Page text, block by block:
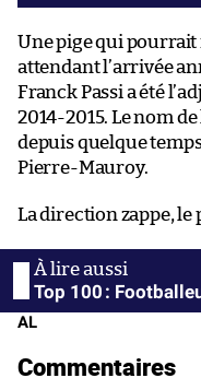
Une pige qui pourrait
attendant l’arrivée
Franck Passi a été
2014-2015. Le nom
depuis quelque
Pierre-Mauroy.
La direction zappe, le
Top 100 :
AL
Commentaires